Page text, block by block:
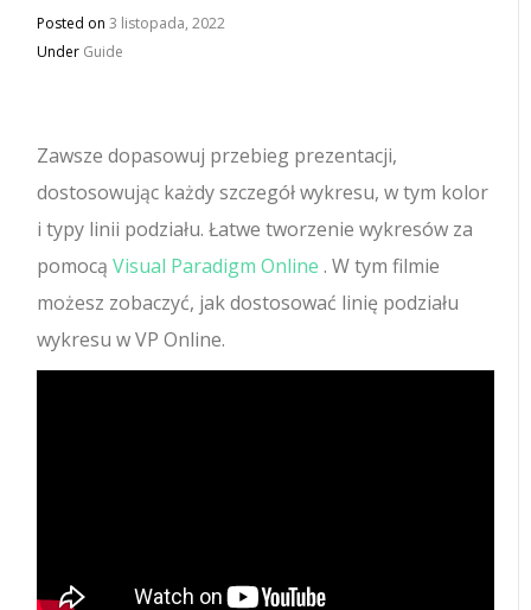
Posted on3 listopada, 2022
Under Guide
Zawsze dopasowuj przebieg prezentacji,
dostosowując każdy szczegół wykresu, w tym kolor
i typy linii podziału.Łatwe tworzenie wykresów za
pomocąVisual Paradigm Online .W tym filmie
możesz zobaczyć, jak dostosować linię podziału
wykresu w VP Online.